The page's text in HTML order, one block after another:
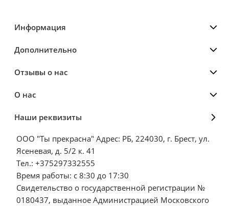
Информация
Дополнительно
Отзывы о нас
О нас
Наши реквизиты
ООО "Ты прекрасна" Адрес: РБ, 224030, г. Брест, ул.
Ясеневая, д. 5/2 к. 41
Тел.: +375297332555
Время работы: с 8:30 до 17:30
Свидетельство о государственной регистрации №
0180437, выданное Администрацией Московского